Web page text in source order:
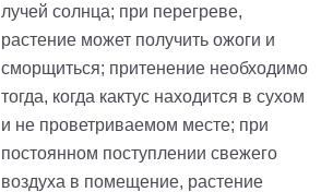
лучей солнца; при перегреве,
растение может получить ожоги и
сморщиться; притенение необходимо
тогда, когда кактус находится в сухом
и не проветриваемом месте; при
постоянном поступлении свежего
воздуха в помещение, растение